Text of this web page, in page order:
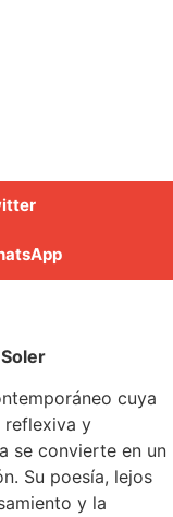
cuya
reflexiva y
se convierte en un
Su poesía, lejos
y la